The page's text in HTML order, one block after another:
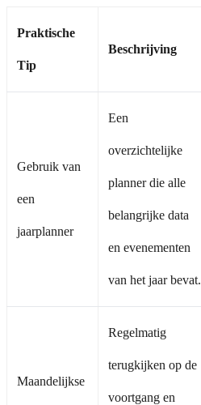
Praktische
Tip
Beschrijving
Gebruik van
een
jaarplanner
Een
overzichtelijke
planner die alle
belangrijke data
en evenementen
van het jaar bevat.
Maandelijkse
Regelmatig
terugkijken op de
voortgang en